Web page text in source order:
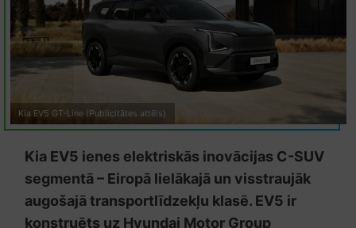
Kia EV5 GT-Line (Publicitātes attēls)
Kia EV5 ienes elektriskās inovācijas C-SUV
segmentā – Eiropā lielākajā un visstraujāk
augošajā transportlīdzekļu klasē. EV5 ir
konstruēts uz Hyundai Motor Group